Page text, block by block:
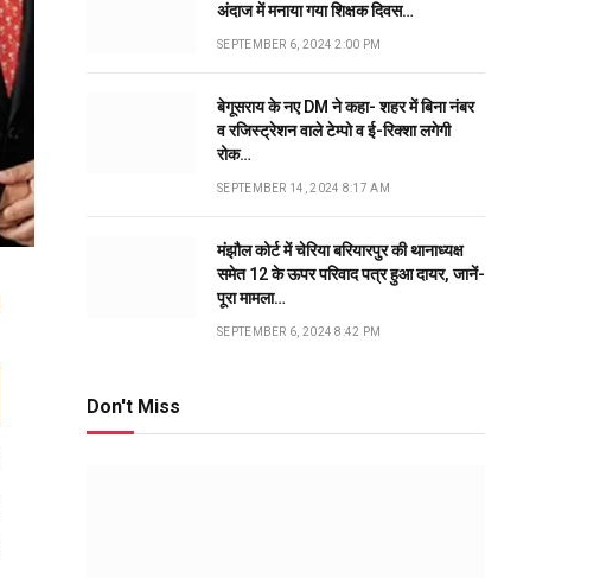
अंदाज में मनाया गया शिक्षक दिवस…
SEPTEMBER 6, 2024 2:00 PM
बेगूसराय के नए DM ने कहा- शहर में बिना नंबर
व रजिस्ट्रेशन वाले टेम्पो व ई-रिक्शा लगेगी
रोक…
SEPTEMBER 14, 2024 8:17 AM
मंझौल कोर्ट में चेरिया बरियारपुर की थानाध्यक्ष
समेत 12 के ऊपर परिवाद पत्र हुआ दायर, जानें-
पूरा मामला…
SEPTEMBER 6, 2024 8:42 PM
Don't Miss